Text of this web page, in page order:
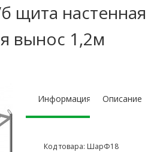
щита настенная
вынос 1,2м
Информация Описание
Код товара: ШарФ18